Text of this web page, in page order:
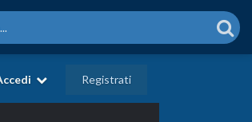
Registrati